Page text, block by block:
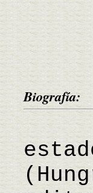
Biografía: